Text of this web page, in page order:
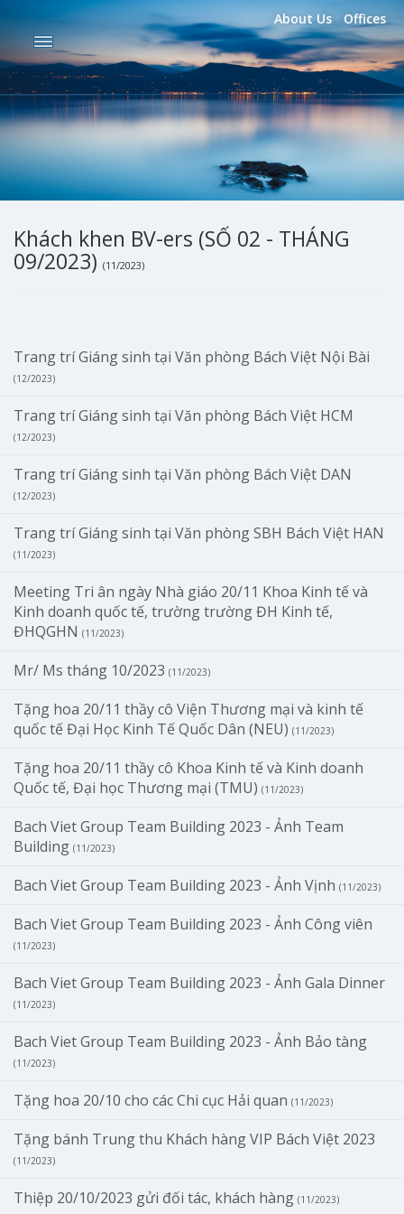
About Us Offices
Khách khen BV-ers (SỐ 02 - THÁNG
09/2023) (11/2023)
Trang trí Giáng sinh tại Văn phòng Bách Việt Nội Bài
(12/2023)
Trang trí Giáng sinh tại Văn phòng Bách Việt HCM
(12/2023)
Trang trí Giáng sinh tại Văn phòng Bách Việt DAN
(12/2023)
Trang trí Giáng sinh tại Văn phòng SBH Bách Việt HAN
(11/2023)
Meeting Tri ân ngày Nhà giáo 20/11 Khoa Kinh tế và
Kinh doanh quốc tế, trường trường ĐH Kinh tế,
ĐHQGHN (11/2023)
Mr/ Ms tháng 10/2023 (11/2023)
Tặng hoa 20/11 thầy cô Viện Thương mại và kinh tế
quốc tế Đại Học Kinh Tế Quốc Dân (NEU) (11/2023)
Tặng hoa 20/11 thầy cô Khoa Kinh tế và Kinh doanh
Quốc tế, Đại học Thương mại (TMU) (11/2023)
Bach Viet Group Team Building 2023 - Ảnh Team
Building (11/2023)
Bach Viet Group Team Building 2023 - Ảnh Vịnh (11/2023)
Bach Viet Group Team Building 2023 - Ảnh Công viên
(11/2023)
Bach Viet Group Team Building 2023 - Ảnh Gala Dinner
(11/2023)
Bach Viet Group Team Building 2023 - Ảnh Bảo tàng
(11/2023)
Tặng hoa 20/10 cho các Chi cục Hải quan (11/2023)
Tặng bánh Trung thu Khách hàng VIP Bách Việt 2023
(11/2023)
Thiệp 20/10/2023 gửi đối tác, khách hàng (11/2023)